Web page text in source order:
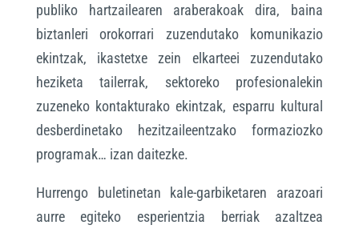
publiko hartzailearen araberakoak dira, baina
biztanleri orokorrari zuzendutako komunikazio
ekintzak, ikastetxe zein elkarteei zuzendutako
heziketa tailerrak, sektoreko profesionalekin
zuzeneko kontakturako ekintzak, esparru kultural
desberdinetako hezitzaileentzako formaziozko
programak… izan daitezke.
Hurrengo buletinetan kale-garbiketaren arazoari
aurre egiteko esperientzia berriak azaltzea